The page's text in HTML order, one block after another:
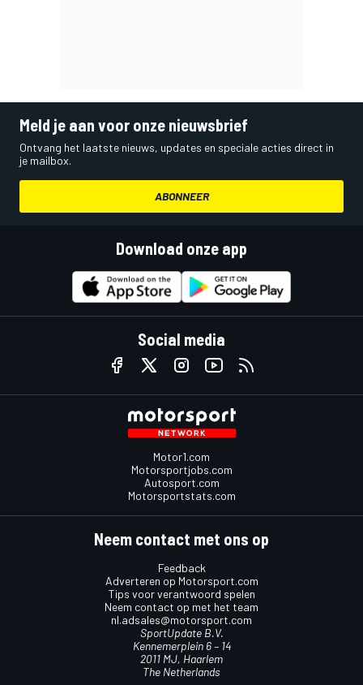
Meld je aan voor onze nieuwsbrief
Ontvang het laatste nieuws, updates en speciale acties direct in
je mailbox.
ABONNEER
Download onze app
Social media
Motor1.com
Motorsportjobs.com
Autosport.com
Motorsportstats.com
Neem contact met ons op
Feedback
Adverteren op Motorsport.com
Tips voor verantwoord spelen
Neem contact op met het team
nl.adsales@motorsport.com
SportUpdate B.V.
Kennemerplein 6 – 14
2011 MJ, Haarlem
The Netherlands